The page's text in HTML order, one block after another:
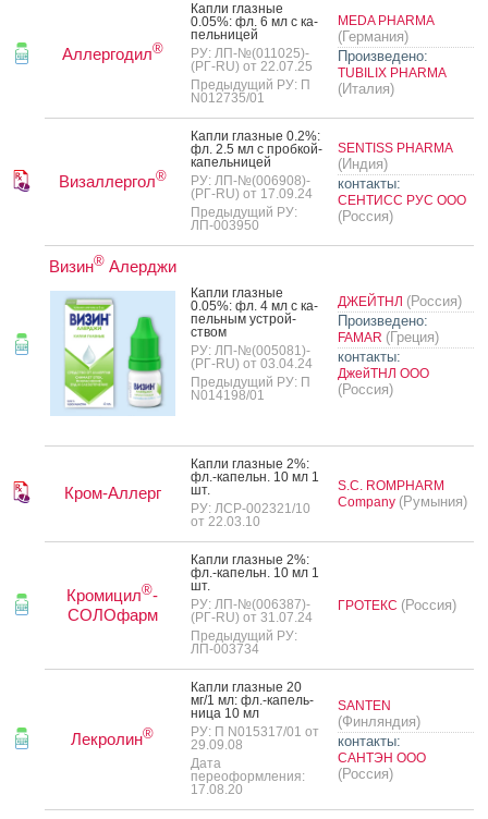
Аллергодил®
Кап­ли глаз­ные
0.05%: фл. 6 мл с ка­
пель­ни­цей
РУ: ЛП-№(011025)-
(РГ-RU) от 22.07.25
Предыдущий РУ: П
N012735/01
MEDA PHARMA
(Германия)
Произведено:
TUBILIX PHARMA
(Италия)
Визаллергол®
Кап­ли глаз­ные 0.2%:
фл. 2.5 мл с проб­кой-
ка­пель­ни­цей
РУ: ЛП-№(006908)-
(РГ-RU) от 17.09.24
Предыдущий РУ:
ЛП-003950
SENTISS PHARMA
(Индия)
контакты:
СЕНТИСС РУС ООО
(Россия)
Визин®Алерджи
Кап­ли глаз­ные
0.05%: фл. 4 мл с ка­
пель­ным ус­трой­
ством
РУ: ЛП-№(005081)-
(РГ-RU) от 03.04.24
Предыдущий РУ: П
N014198/01
ДЖЕЙТНЛ (Россия)
Произведено:
FAMAR (Греция)
контакты:
ДжейТНЛ ООО
(Россия)
Кром-Аллерг
Кап­ли глаз­ные 2%:
фл.-ка­пельн. 10 мл 1
шт.
РУ: ЛСР-002321/10
от 22.03.10
S.C. ROMPHARM
Company (Румыния)
Кромицил®-
СОЛОфарм
Кап­ли глаз­ные 2%:
фл.-ка­пельн. 10 мл 1
шт.
РУ: ЛП-№(006387)-
(РГ-RU) от 31.07.24
Предыдущий РУ:
ЛП-003734
ГРОТЕКС (Россия)
Лекролин®
Кап­ли глаз­ные 20
мг/1 мл: фл.-ка­пель­
ни­ца 10 мл
РУ: П N015317/01 от
29.09.08
Дата
переоформления:
17.08.20
SANTEN
(Финляндия)
контакты:
САНТЭН ООО
(Россия)